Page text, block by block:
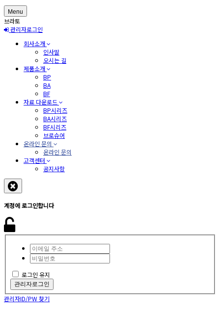
Menu
브라토
관리자로그인
회사소개
인사말
오시는 길
제품소개
BP
BA
BF
자료 다운로드
BP시리즈
BA시리즈
BF시리즈
브로슈어
온라인 문의
온라인 문의
고객센터
공지사항
계정에 로그인합니다
로그인 유지
관리자로그인
관리자ID/PW 찾기